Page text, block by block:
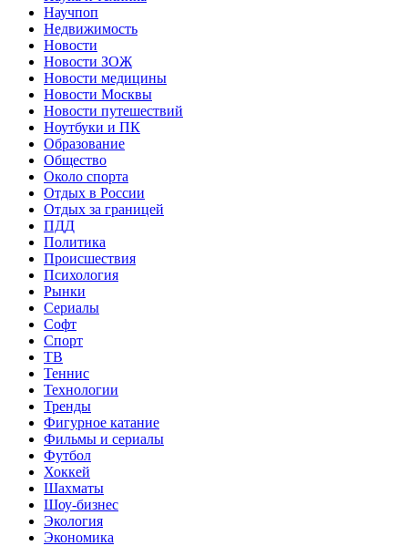
Научпоп
Недвижимость
Новости
Новости ЗОЖ
Новости медицины
Новости Москвы
Новости путешествий
Ноутбуки и ПК
Образование
Общество
Около спорта
Отдых в России
Отдых за границей
ПДД
Политика
Происшествия
Психология
Рынки
Сериалы
Софт
Спорт
ТВ
Теннис
Технологии
Тренды
Фигурное катание
Фильмы и сериалы
Футбол
Хоккей
Шахматы
Шоу-бизнес
Экология
Экономика